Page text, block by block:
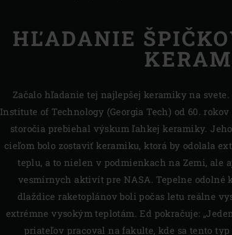
HĽADANIE
Začalo hľadanie tej najlepšej keramiky na svete.
Institute of Technology (Georgia Tech) od 60.
storočia prebiehal výskum ľahkej keramiky.
cieľom bolo zostaviť keramiku, ktorá by odolala
teplu, a to nielen v podmienkach na Zemi, ale
vesmírnych aktivít pre NASA. Tepelne odolné
dlaždice raketoplánov boli počas letu reálne
extrémne vysokým teplotám. Ed pokračuje:
priateľov pracoval na fakulte, kde sa tento